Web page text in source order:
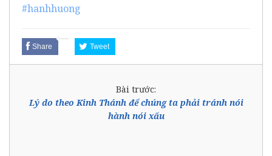
#hanhhuong
Share Tweet
Bài trước:
Lý do theo Kinh Thánh để chúng ta phải tránh nói
hành nói xấu